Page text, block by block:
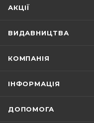
АКЦІЇ
ВИДАВНИЦТВА
КОМПАНІЯ
ІНФОРМАЦІЯ
ДОПОМОГА